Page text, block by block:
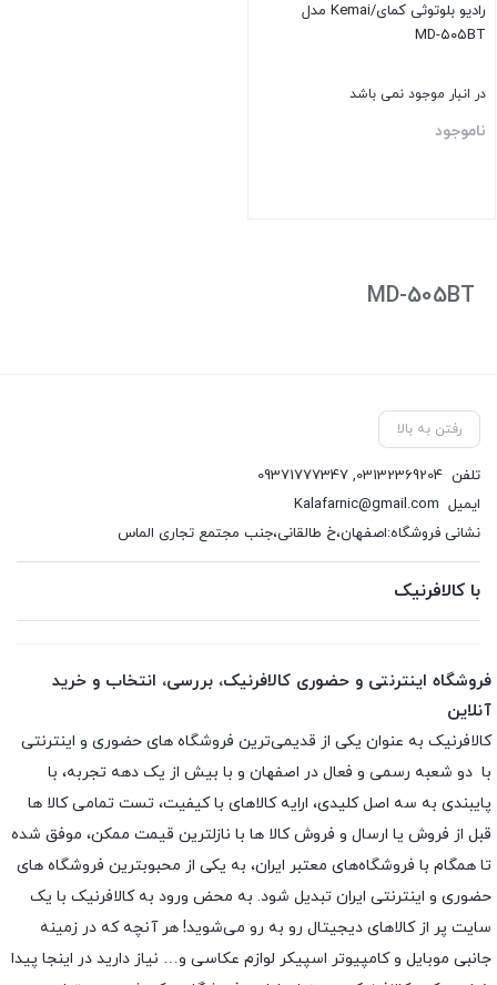
رادیو بلوتوثی کمای/Kemai مدل
MD-۵۰۵BT
در انبار موجود نمی باشد
ناموجود
MD-505BT
رفتن به بالا
تلفن 03132369204
,
09371777347
ایمیل Kalafarnic@gmail.com
نشانی فروشگاه:اصفهان،خ طالقانی،جنب مجتمع تجاری الماس
با کالافرنیک
فروشگاه اینترنتی و حضوری کالافرنیک، بررسی، انتخاب و خرید
آنلاین
کالافرنیک به عنوان یکی از قدیمی‌ترین فروشگاه های حضوری و اینترنتی
با دو شعبه رسمی و فعال در اصفهان و با بیش از یک دهه تجربه، با
پایبندی به سه اصل کلیدی، ارایه کالاهای با کیفیت، تست تمامی کالا ها
قبل از فروش یا ارسال و فروش کالا ها با نازلترین قیمت ممکن، موفق شده
تا همگام با فروشگاه‌های معتبر ایران، به یکی از محبوبترین فروشگاه های
حضوری و اینترنتی ایران تبدیل شود. به محض ورود به کالافرنیک با یک
سایت پر از کالاهای دیجیتال رو به رو می‌شوید! هر آنچه که در زمینه
جانبی موبایل و کامپیوتر اسپیکر لوازم عکاسی و… نیاز دارید در اینجا پیدا